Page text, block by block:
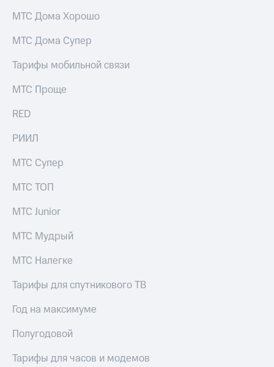
МТС Дома Хорошо
МТС Дома Супер
Тарифы мобильной связи
МТС Проще
RED
РИИЛ
МТС Супер
МТС ТОП
МТС Junior
МТС Мудрый
МТС Налегке
Тарифы для спутникового ТВ
Год на максимуме
Полугодовой
Тарифы для часов и модемов